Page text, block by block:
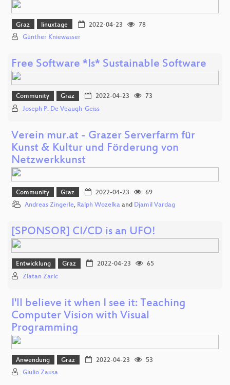
Graz linuxtage 2022-04-23
78
Günther Kniewasser
Free Software *Is* Sustainable Software
Community Graz 2022-04-23
73
Joseph P. De Veaugh-Geiss
Verein mur.at - Grazer Serverfarm für
Kunst & Kultur und Förderung von
Netzwerkkunst
Community Graz 2022-04-23
69
Andreas Zingerle, Ralph Wozelka and Djamil Vardag
[SPONSOR] CI/CD is an UFO!
Entwicklung Graz 2022-04-23
65
Zlatan Zaric
I'll believe it when I see it: Teaching
Computer Vision with Visual
Programming
Anwendung Graz 2022-04-23
53
Giulio Zausa